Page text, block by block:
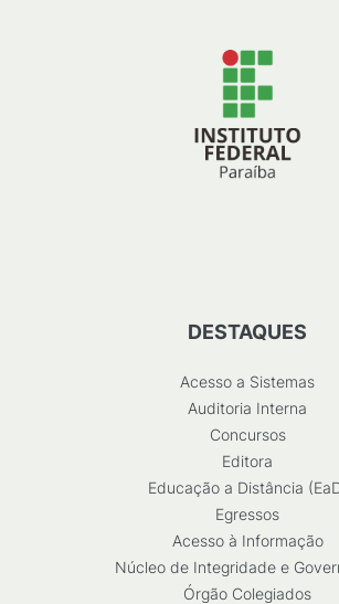
DESTAQUES
Acesso a Sistemas
Auditoria Interna
Concursos
Editora
Educação a Distância
Egressos
Acesso à Informação
Núcleo de Integridade e
Órgão Colegiados